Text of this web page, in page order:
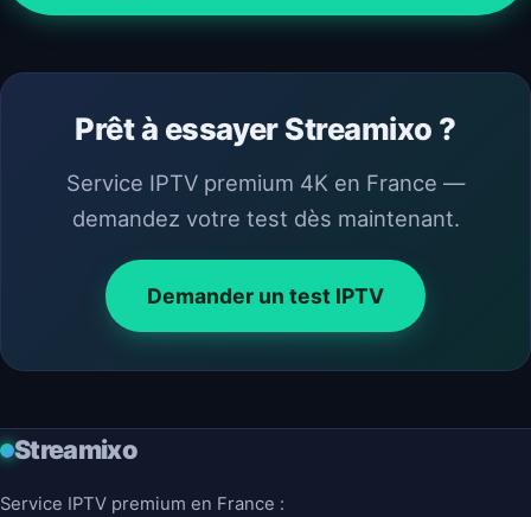
Prêt à essayer Streamixo ?
Service IPTV premium 4K en France —
demandez votre test dès maintenant.
Demander un test IPTV
Streamixo
Service IPTV premium en France :